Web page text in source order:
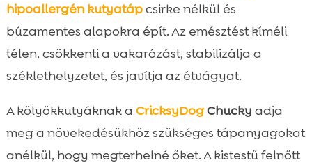
hipoallergén kutyatápcsirke nélkül és
búzamentes alapokra épít. Az emésztést kíméli
télen, csökkenti a vakarózást, stabilizálja a
széklethelyzetet, és javítja az étvágyat.
A kölyökkutyáknak a CricksyDogChucky adja
meg a növekedésükhöz szükséges tápanyagokat
anélkül, hogy megterhelné őket. A kistestű felnőtt